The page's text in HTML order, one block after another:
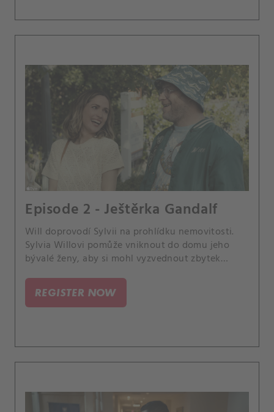
Episode 2 - Ještěrka Gandalf
Will doprovodí Sylvii na prohlídku nemovitosti.
Sylvia Willovi pomůže vniknout do domu jeho
bývalé ženy, aby si mohl vyzvednout zbytek
REGISTER NOW